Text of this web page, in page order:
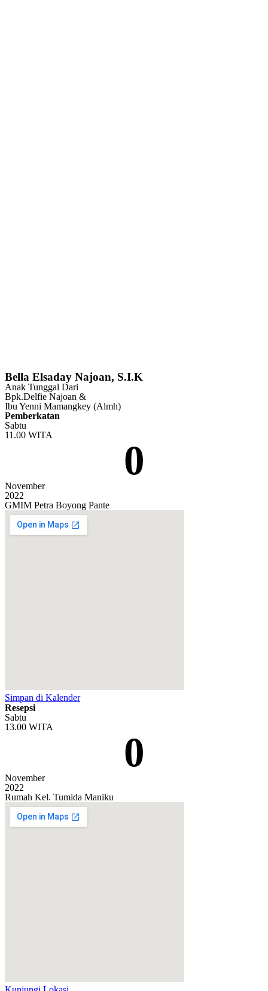
Bella Elsaday Najoan, S.I.K
Anak Tunggal Dari
Bpk.Delfie Najoan &
Ibu Yenni Mamangkey (Almh)
Pemberkatan
Sabtu
11.00 WITA
0
November
2022
GMIM Petra Boyong Pante
Simpan di Kalender
Resepsi
Sabtu
13.00 WITA
0
November
2022
Rumah Kel. Tumida Maniku